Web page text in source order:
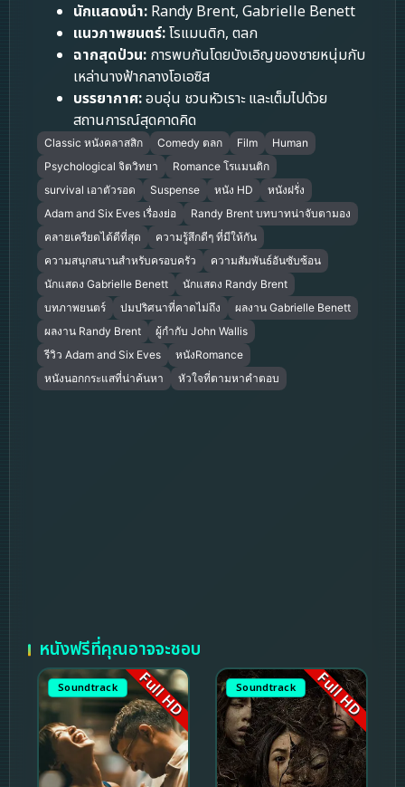
นักแสดงนำ: Randy Brent, Gabrielle Benett
แนวภาพยนตร์:โรแมนติก, ตลก
ฉากสุดป่วน: การพบกันโดยบังเอิญของชายหนุ่มกับ
เหล่านางฟ้ากลางโอเอซิส
บรรยากาศ:อบอุ่น ชวนหัวเราะ และเต็มไปด้วย
สถานการณ์สุดคาดคิด
Classic หนังคลาสสิก Comedy ตลก Film
Human
Psychological จิตวิทยา
Romance โรแมนติก
survival เอาตัวรอด
Suspense หนัง HD
หนังฝรั่ง
Adam and Six Eves เรื่องย่อ
Randy Brent บทบาทน่าจับตามอง
คลายเครียดได้ดีที่สุด
ความรู้สึกดีๆ ที่มีให้กัน
ความสนุกสนานสำหรับครอบครัว
ความสัมพันธ์อันซับซ้อน
นักแสดง Gabrielle Benett
นักแสดง Randy Brent
บทภาพยนตร์
ปมปริศนาที่คาดไม่ถึง
ผลงาน Gabrielle Benett
ผลงาน Randy Brent
ผู้กำกับ John Wallis
รีวิว Adam and Six Eves
หนังRomance
หนังนอกกระแสที่น่าค้นหา
หัวใจที่ตามหาคำตอบ
หนังฟรีที่คุณอาจจะชอบ
Soundtrack Full HD Soundtrack Full HD